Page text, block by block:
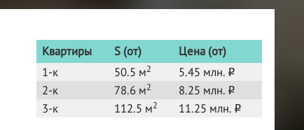
Квартиры S (от)
Цена (от)
1-к
50.5 м2 5.45 млн. o
2-к 78.6 м2 8.25 млн. o
3-к 112.5 м2 11.25 млн. o